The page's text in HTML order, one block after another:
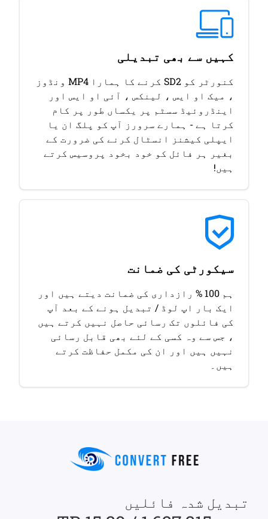
کہیں سے بھی تبدیلی
کنورٹر کو SD2 کرنے کا ہمارا MP4 ونڈوز
، میک او ایس ، لینکس ، آئی او ایس اور
اینڈروئیڈ سسٹم پر یکساں طور پر کام
کرتا ہے - ہمارے سرورز آپ کو پلگ ان یا
ایپلی کیشنز انسٹال کرنے کی ضرورت کے
بغیر ہر فائل کو خود بخود پروسیس کرتے
ہیں!
سیکورٹی کی ضمانت
ہم 100 % رازداری کی ضمانت دیتے ہیں اور
ایک بار اپ لوڈ / تبدیل ہونے کے بعد آپ
کی فائلوں تک رسائی حاصل نہیں کرتے ہیں
، جس سے وہ کسی کے لئے بھی قابل رسائی
نہیں ہیں اور ان کی مکمل حفاظت کرتے
ہیں۔
تبدیل شدہ فائلیں